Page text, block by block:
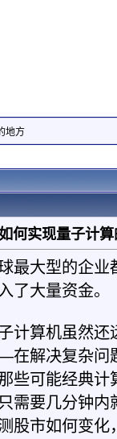
地方
何实现量子计
最大型的企业
了大量资金。
计算机虽然还
解决复杂问
些可能经典计
需要几分钟内
股市如何变化